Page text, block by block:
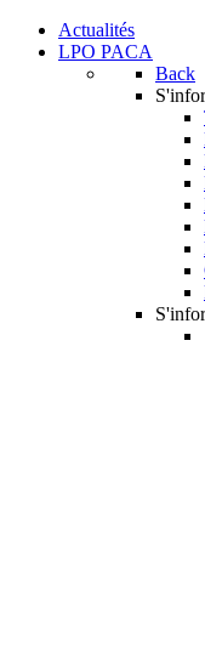
Actualités
LPO PACA
Back